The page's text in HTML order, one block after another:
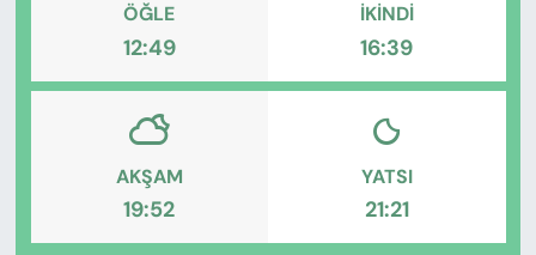
ÖĞLE
12:49
İKINDI
16:39
AKŞAM
19:52
YATSI
21:21
YAZAR KÖŞESİ
SİYASET
VAN VE DİYARBAKIR HABERLERİ